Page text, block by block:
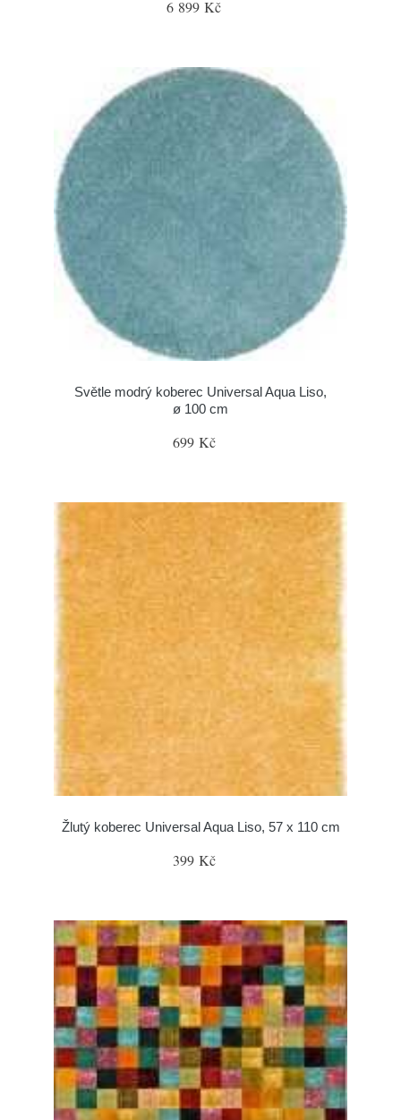
6 899 Kč
Světle modrý koberec Universal Aqua Liso,
ø 100 cm
699 Kč
Žlutý koberec Universal Aqua Liso, 57 x 110 cm
399 Kč